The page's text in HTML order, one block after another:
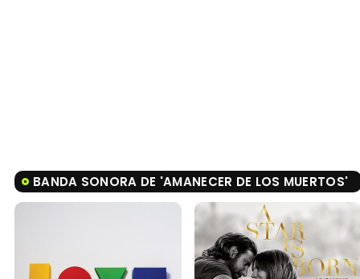
BANDA SONORA DE 'AMANECER DE LOS MUERTOS'